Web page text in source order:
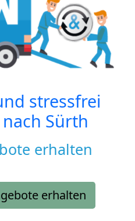
stressfrei
Sürth
erhalten
erhalten